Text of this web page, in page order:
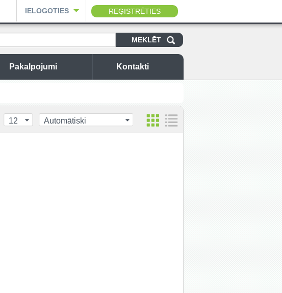
IELOGOTIES REĢISTRĒTIES
Pakalpojumi Kontakti
12 Automātiski